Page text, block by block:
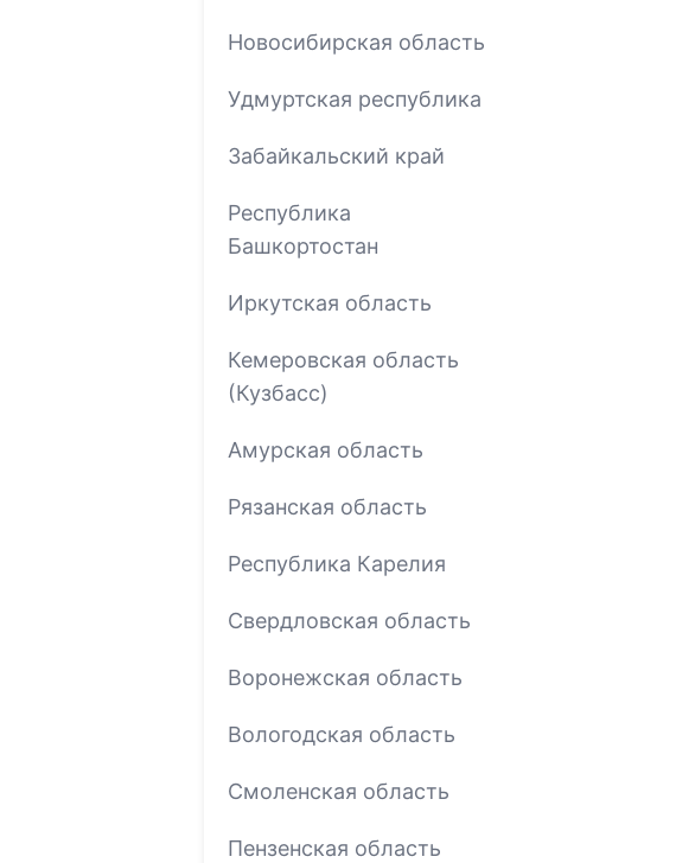
Новосибирская область
Удмуртская республика
Забайкальский край
Республика
Башкортостан
Иркутская область
Кемеровская область
(Кузбасс)
Амурская область
Рязанская область
Республика Карелия
Свердловская область
Воронежская область
Вологодская область
Смоленская область
Пензенская область